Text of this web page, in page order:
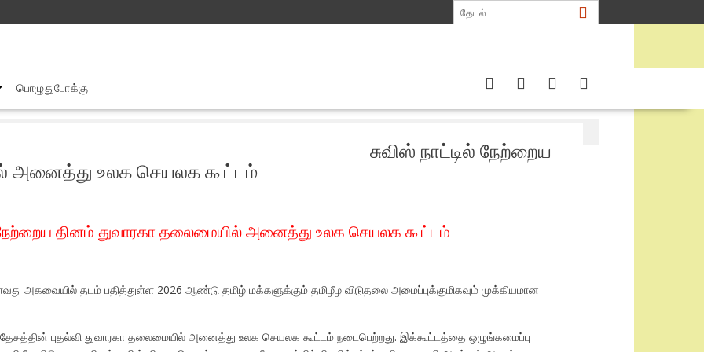
பொழுதுபோக்கு
சுவிஸ் நாட்டில் நேற்றைய
அனைத்து உலக செயலக கூட்டம்
நேற்றைய தினம் துவாரகா தலைமையில் அனைத்து உலக செயலக கூட்டம்
அகவையில் தடம் பதித்துள்ள 2026 ஆண்டு தமிழ் மக்களுக்கும் தமிழீழ விடுதலை அமைப்புக்குமிகவும் முக்கியமான
தேசத்தின் புதல்வி துவாரகா தலைமையில் அனைத்து உலக செயலக கூட்டம் நடைபெற்றது. இக்கூட்டத்தை ஒழுங்கமைப்பு